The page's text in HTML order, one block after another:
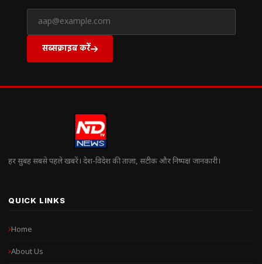
सब्सक्राइब करें
हर सुबह सबसे पहले खबरें। देश-विदेश की ताज़ा, सटीक और निष्पक्ष जानकारी।
QUICK LINKS
Home
About Us